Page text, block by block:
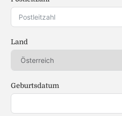
Land
Geburtsdatum